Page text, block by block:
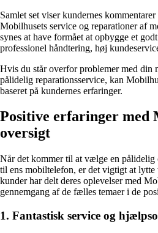
Samlet set viser kundernes
Mobilhusets service og reparationer af
synes at have formået at opbygge et
professionel håndtering, høj
Hvis du står overfor problemer med din
pålidelig reparationsservice, kan
baseret på kundernes erfaringer.
Positive erfaringer med
oversigt
Når det kommer til at vælge en pålidelig
til ens mobiltelefon, er det vigtigt at lytte
kunder har delt deres oplevelser med
gennemgang af de fælles temaer i de
1. Fantastisk service og